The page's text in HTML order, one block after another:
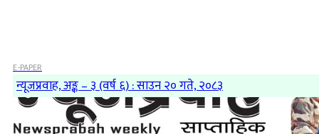
E-PAPER
न्यूजप्रवाह, अङ्क – ३ (वर्ष ६) : साउन २० गते, २०८३